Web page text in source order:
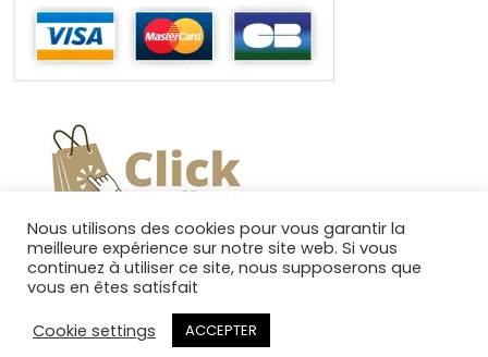
Copyright 2025. Tous droits réservés.
Nous utilisons des cookies pour vous garantir la
meilleure expérience sur notre site web. Si vous
continuez à utiliser ce site, nous supposerons que
vous en êtes satisfait
Cookie settings
ACCEPTER